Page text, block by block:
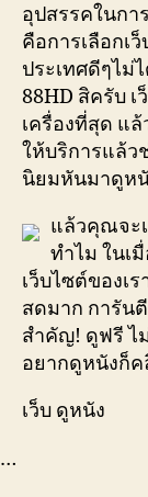
อุปสรรคในกา
คือการเลือกเ
ประเทศดีๆไม่
88HD สิครับ
เครื่องที่สุด แ
ให้บริการแล้ว
นิยมหันมาดูห
แล้วคุณจะ
ทำไม ในเ
เว็บไซต์ของเ
สดมาก การัน
สำคัญ! ดูฟรี ไ
อยากดูหนังก็ค
เว็บ ดูหนัง
…